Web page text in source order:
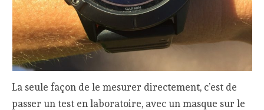
La seule façon de le mesurer directement, c’est de
passer un test en laboratoire, avec un masque sur le